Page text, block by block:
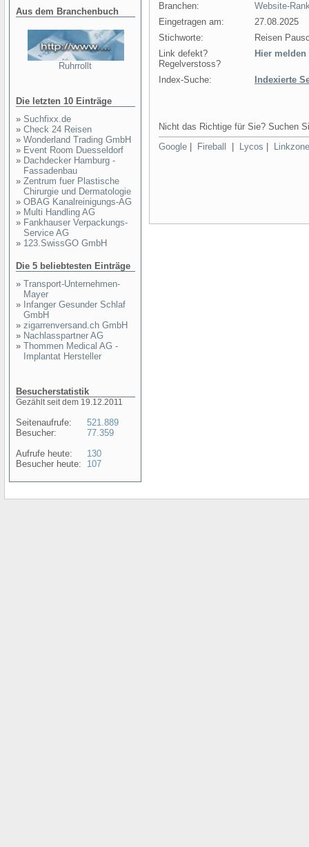
Aus dem Branchenbuch
Ruhrrollt
Die letzten 10 Einträge
» Suchfixx.de
» Check 24 Reisen
» Wonderland Trading GmbH
» Event Room Duesseldorf
» Dachdecker Hamburg -
Fassadenbau
» Zentrum fuer Plastische
Chirurgie und Dermatologie
» OBAG Kanalreinigungs-AG
» Multi Handling AG
» Fankhauser Verpackungs-
Service AG
» 123.SwissGO GmbH
Die 5 beliebtesten Einträge
» Transport-Unternehmen-
Mayer
» Infanger Gesunder Schlaf
GmbH
» zigarrenversand.ch GmbH
» Nachlasspartner AG
» Thommen Medical AG -
Implantat Hersteller
Besucherstatistik
Gezählt seit dem 19.12.2011
Seitenaufrufe:
Besucher:
Aufrufe heute:
Besucher heute:
521.889
77.359
130
107
Branchen:
Website-
Eingetragen am:
27.08.2025
Stichworte:
Reisen
Link defekt?
Regelverstoss?
Hier melden
Index-Suche: Indexierte
Nicht das Richtige für Sie? Suchen
Google
Fireball Lycos Linkzone